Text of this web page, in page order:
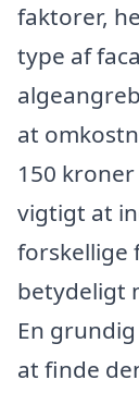
faktorer,
type af
at
150
vigtigt at
forskellige
betydeligt
En
at finde